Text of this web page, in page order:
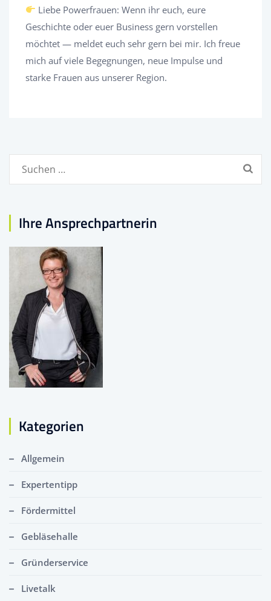
Liebe Powerfrauen: Wenn ihr euch, eure
Geschichte oder euer Business gern vorstellen
möchtet — meldet euch sehr gern bei mir. Ich freue
mich auf viele Begegnungen, neue Impulse und
starke Frauen aus unserer Region.
Ihre Ansprechpartnerin
Kategorien
Allgemein
Expertentipp
Fördermittel
Gebläsehalle
Gründerservice
Livetalk